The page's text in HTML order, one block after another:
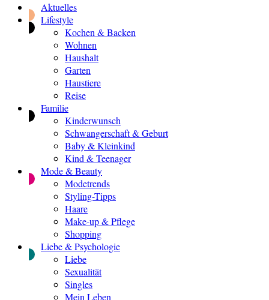
Aktuelles
Lifestyle
Kochen & Backen
Wohnen
Haushalt
Garten
Haustiere
Reise
Familie
Kinderwunsch
Schwangerschaft & Geburt
Baby & Kleinkind
Kind & Teenager
Mode & Beauty
Modetrends
Styling-Tipps
Haare
Make-up & Pflege
Shopping
Liebe & Psychologie
Liebe
Sexualität
Singles
Mein Leben